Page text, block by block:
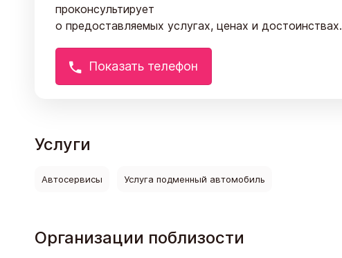
проконсультирует
о предоставляемых услугах, ценах и достоинствах.
Показать телефон
Услуги
Автосервисы Услуга подменный автомобиль
Организации поблизости